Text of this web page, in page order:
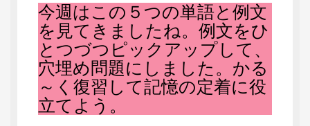
今週はこの５つの単語と例文
を見てきましたね。例文をひ
とつづつピックアップして、
穴埋め問題にしました。かる
～く復習して記憶の定着に役
立てよう。